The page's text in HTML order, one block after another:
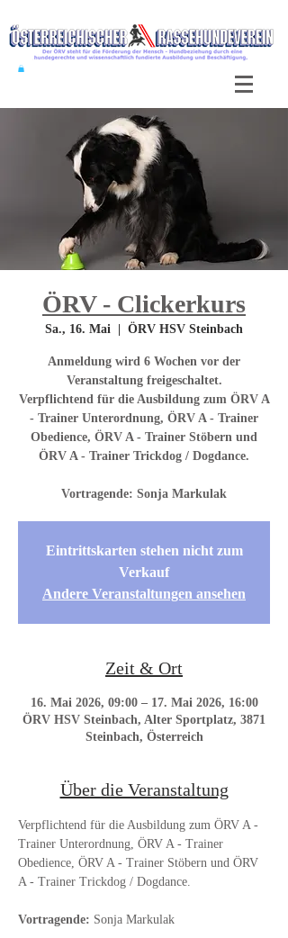
ÖRV - Clickerkurs
Sa., 16. Mai ÖRV HSV Steinbach
Anmeldung wird 6 Wochen vor der
Veranstaltung freigeschaltet.
Verpflichtend für die Ausbildung zum ÖRV A
- Trainer Unterordnung, ÖRV A - Trainer
Obedience, ÖRV A - Trainer Stöbern und
ÖRV A - Trainer Trickdog / Dogdance.
Vortragende: Sonja Markulak
Eintrittskarten stehen nicht zum
Verkauf
Andere Veranstaltungen ansehen
Zeit & Ort
16. Mai 2026, 09:00 – 17. Mai 2026, 16:00
ÖRV HSV Steinbach, Alter Sportplatz, 3871
Steinbach, Österreich
Über die Veranstaltung
Verpflichtend für die Ausbildung zum ÖRV A -
Trainer Unterordnung, ÖRV A - Trainer
Obedience, ÖRV A - Trainer Stöbern und ÖRV
A - Trainer Trickdog / Dogdance.
Vortragende: Sonja Markulak